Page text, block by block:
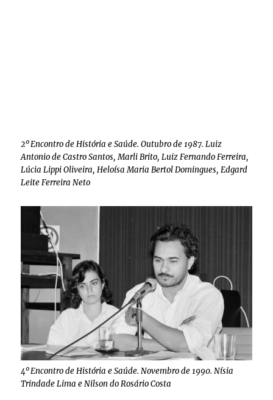
2º Encontro de História e Saúde. Outubro de 1987. Luiz
Antonio de Castro Santos, Marli Brito, Luiz Fernando Ferreira,
Lúcia Lippi Oliveira, Heloísa Maria Bertol Domingues, Edgard
Leite Ferreira Neto
4º Encontro de História e Saúde. Novembro de 1990. Nísia
Trindade Lima e Nilson do Rosário Costa